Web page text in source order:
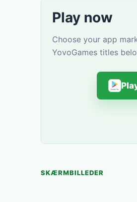
Play now
Choose your app
YovoGames titles
SKÆRMBILLEDER